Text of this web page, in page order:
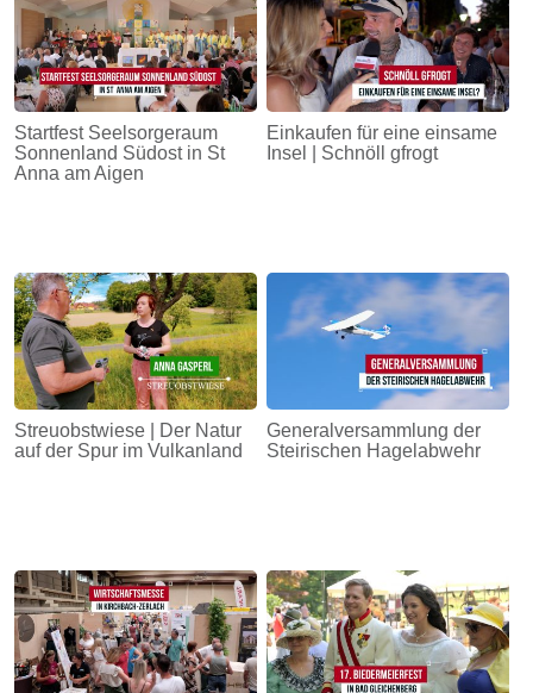
Startfest Seelsorgeraum
Sonnenland Südost in St
Anna am Aigen
Einkaufen für eine einsame
Insel | Schnöll gfrogt
Streuobstwiese | Der Natur
auf der Spur im Vulkanland
Generalversammlung der
Steirischen Hagelabwehr